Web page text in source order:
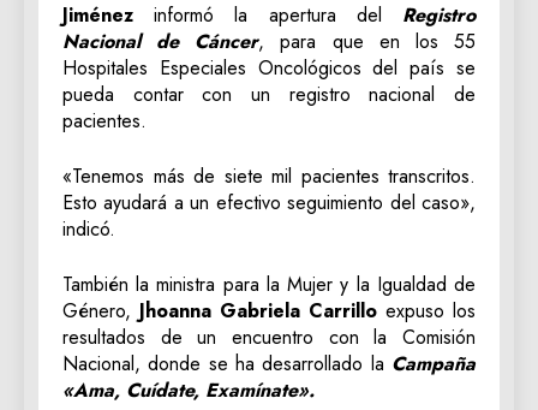
Jiménezinformó la apertura del Registro
Nacional de Cáncer, para que en los 55
Hospitales Especiales Oncológicos del país se
pueda contar con un registro nacional de
pacientes.
«Tenemos más de siete mil pacientes transcritos.
Esto ayudará a un efectivo seguimiento del caso»,
indicó.
También la ministra para la Mujer y la Igualdad de
Género, Jhoanna Gabriela Carrillo expuso los
resultados de un encuentro con la Comisión
Nacional, donde se ha desarrollado la Campaña
«Ama, Cuídate, Examínate».